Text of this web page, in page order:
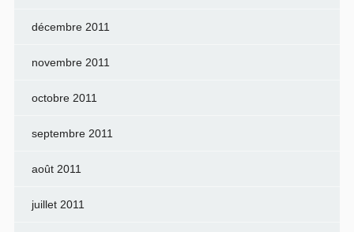
décembre 2011
novembre 2011
octobre 2011
septembre 2011
août 2011
juillet 2011